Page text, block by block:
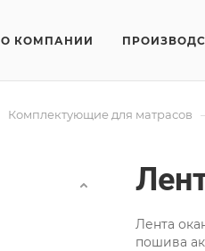
О КОМПАНИИ
Комплектующие для матрасов
Лента
пошива